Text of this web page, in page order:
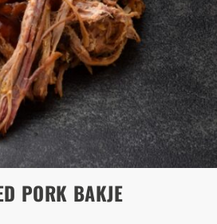
PORK BAKJE